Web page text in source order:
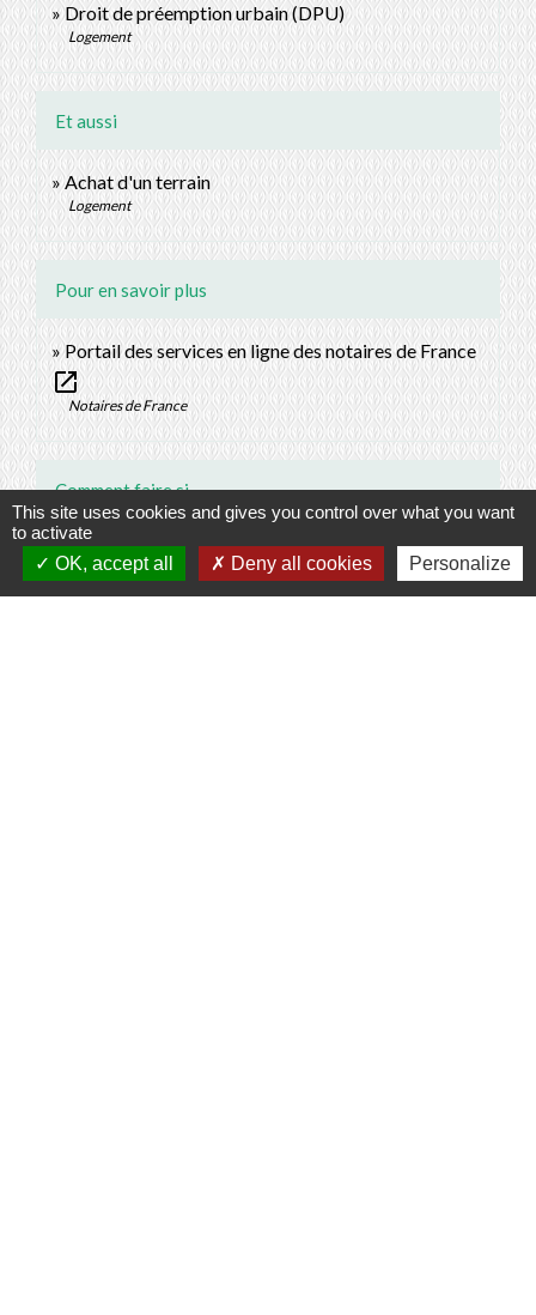
Droit de préemption urbain (DPU)
Logement
Et aussi
Achat d'un terrain
Logement
Pour en savoir plus
Portail des services en ligne des notaires de France
open_in_new
Notaires de France
Comment faire si...
Je déménage
J'achète un logement
This site uses cookies and gives you control over what you want
to activate
OK, accept all
Deny all cookies Personalize